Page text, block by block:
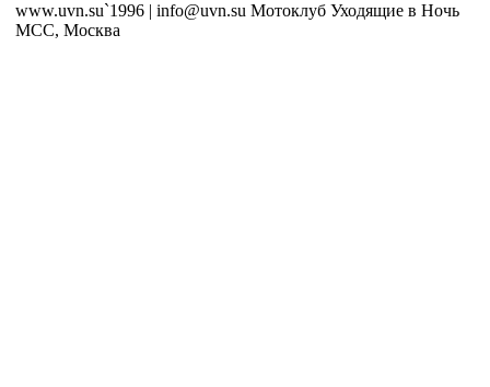
www.uvn.su`1996 | info@uvn.su Мотоклуб Уходящие в Ночь
MCC, Москва